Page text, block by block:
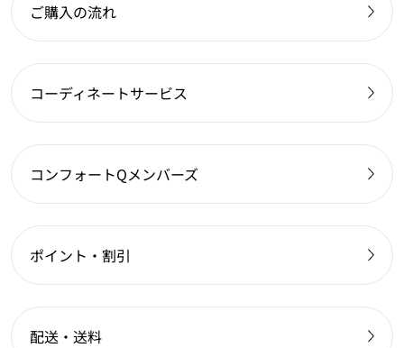
ご購入の流れ
コーディネートサービス
コンフォートQメンバーズ
ポイント・割引
配送・送料